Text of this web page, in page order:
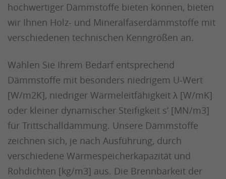
hochwertiger Dämmstoffe bieten können, bieten
wir Ihnen Holz- und Mineralfaserdämmstoffe mit
verschiedenen technischen Kenngrößen an.
Wählen Sie Ihrem Bedarf entsprechend
Dämmstoffe mit besonders niedrigem U-Wert
[W/m2K], niedriger Wärmeleitfähigkeit λ [W/mK]
oder kleiner dynamischer Steifigkeit s‘ [MN/m3]
für Trittschalldämmung. Unsere Dämmstoffe
zeichnen sich, je nach Ausführung, durch
verschiedene Wärmespeicherkapazität und
Rohdichten [kg/m3] aus. Die Brennbarkeit der